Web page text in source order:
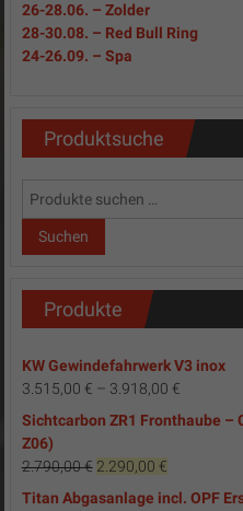
26-28.06. – Zolder
28-30.08. – Red Bull Ring
24-26.09. – Spa
Produktsuche
Suchen
Suchen
Produkte
KW Gewindefahrwerk V3 inox
3.515,00 € – 3.918,00 €
Sichtcarbon ZR1 Fronthaube –
Z06)
2.790,00€ Ursprünglicher
Preis
2.290,00 €Aktueller
Preis
Titan Abgasanlage incl. OPF